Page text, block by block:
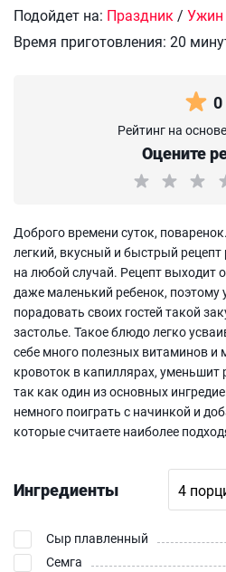
Подойдет на: Праздник/ Ужин
Время приготовления: 20
0
Рейтинг на
Оцените
Доброго времени суток,
легкий, вкусный и быстрый
на любой случай. Рецепт выходит
даже маленький ребенок, поэтому
порадовать своих гостей такой
застолье. Такое блюдо легко
себе много полезных витаминов и
кровоток в капиллярах, уменьшит
так как один из основных
немного поиграть с начинкой и
которые считаете наиболее
Ингредиенты
Сыр плавленный
Семга